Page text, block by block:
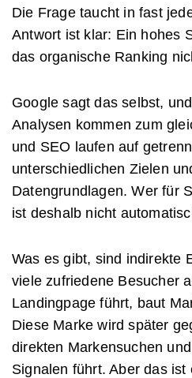
Die Frage taucht in fast
Antwort ist klar: Ein hohes
das organische Ranking
Google sagt das selbst,
Analysen kommen zum
und SEO laufen auf
unterschiedlichen Zielen
Datengrundlagen. Wer für
ist deshalb nicht
Was es gibt, sind indirekte
viele zufriedene Besucher
Landingpage führt, baut
Diese Marke wird später
direkten Markensuchen
Signalen führt. Aber das ist